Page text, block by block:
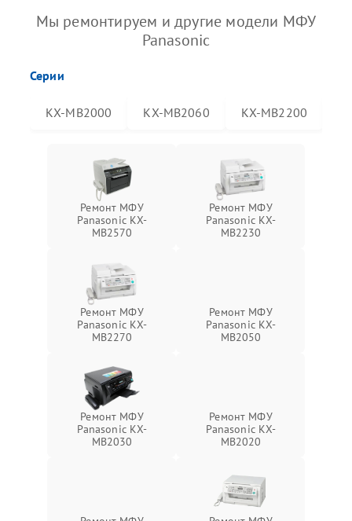
Мы ремонтируем и другие модели МФУ
Panasonic
Серии
KX-MB2000 KX-MB2060 KX-MB2200
Ремонт МФУ
Panasonic KX-
MB2570
Ремонт МФУ
Panasonic KX-
MB2230
Ремонт МФУ
Panasonic KX-
MB2270
Ремонт МФУ
Panasonic KX-
MB2050
Ремонт МФУ
Panasonic KX-
MB2030
Ремонт МФУ
Panasonic KX-
MB2020